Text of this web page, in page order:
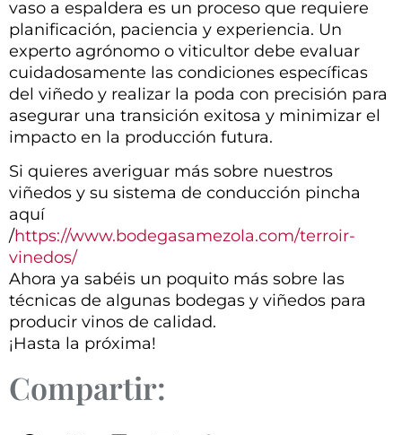
vaso a espaldera es un proceso que requiere
planificación, paciencia y experiencia. Un
experto agrónomo o viticultor debe evaluar
cuidadosamente las condiciones específicas
del viñedo y realizar la poda con precisión para
asegurar una transición exitosa y minimizar el
impacto en la producción futura.
Si quieres averiguar más sobre nuestros
viñedos y su sistema de conducción pincha
aquí
/https://www.bodegasamezola.com/terroir-
vinedos/
Ahora ya sabéis un poquito más sobre las
técnicas de algunas bodegas y viñedos para
producir vinos de calidad.
¡Hasta la próxima!
Compartir: